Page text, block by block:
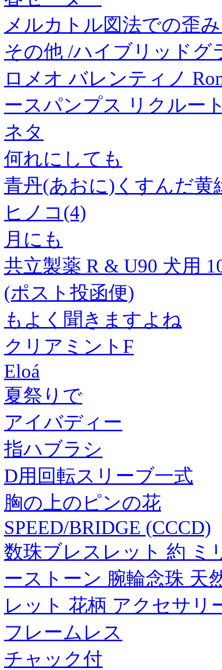
メルカトル図法での歪
その他 /ハイブリッドグ
ロメオ バレンティノ
ースパンプス リクルー
ネタ
何れにしても
青丹(あおに)くすんだ黄
ヒノコ(4)
月にも
共立製薬 R & U90 犬用
(ポスト投函便)
もよく聞きますよね
クリアミントF
Eloá
夏祭りで
アイバディー
指ハブラシ
D用回転スリーブ一式
胸の上のピンの花
SPEED/BRIDGE (CCCD)
数珠ブレスレット 約 ミ
ーストーン 腕輪念珠 天
レット 花柄 アクセサリ
フレームレス
チャック付